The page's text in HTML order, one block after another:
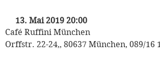
13. Mai 2019 20:00
Café Ruffini München
Orffstr. 22-24,, 80637 München, 089/16